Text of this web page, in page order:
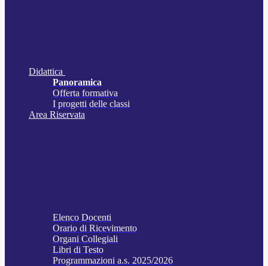
Didattica
Panoramica
Offerta formativa
I progetti delle classi
Area Riservata
Elenco Docenti
Orario di Ricevimento
Organi Collegiali
Libri di Testo
Programmazioni a.s. 2025/2026